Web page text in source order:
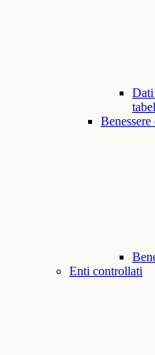
Dati
Enti controllati